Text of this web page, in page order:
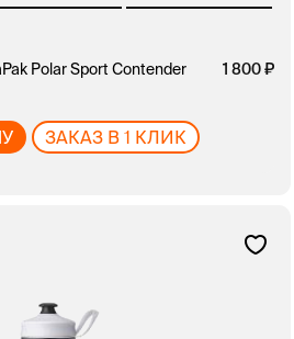
Polar Sport Contender
1 800
ЗАКАЗ В 1 КЛИК